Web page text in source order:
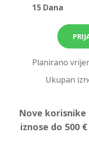
15 Dana
Planirano
Ukupan
Nove
iznose do 500